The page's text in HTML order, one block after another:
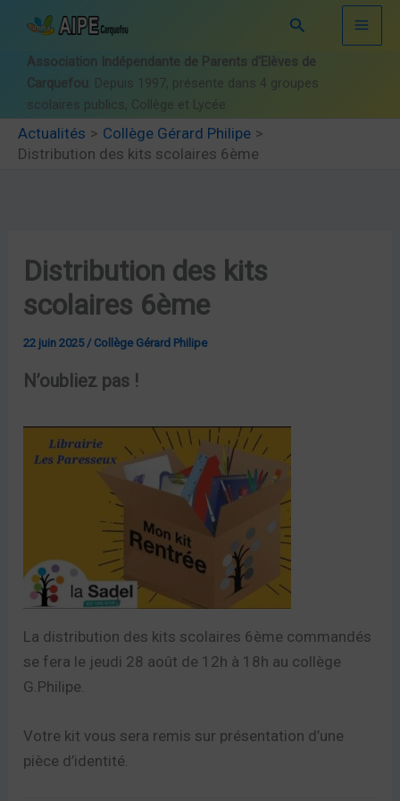
contenu
Rechercher
Association Indépendante de Parents d'Elèves de
Carquefou . Depuis 1997, présente dans 4 groupes
scolaires publics, Collège et Lycée
Actualités
Collège Gérard Philipe
Distribution des kits scolaires 6ème
Distribution des kits
scolaires 6ème
22 juin 2025 / Collège Gérard Philipe
N’oubliez pas !
La distribution des kits scolaires 6ème commandés
se fera le jeudi 28 août de 12h à 18h au collège
G.Philipe.
Votre kit vous sera remis sur présentation d’une
pièce d’identité.